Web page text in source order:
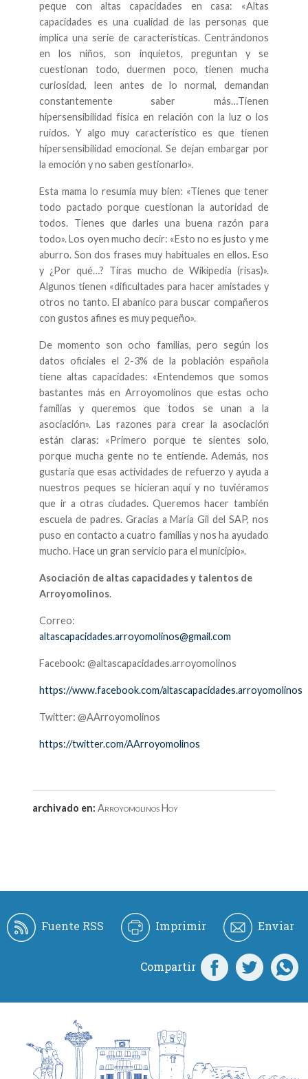
peque con altas capacidades en casa: «Altas
capacidades es una cualidad de las personas que
implica una serie de características. Centrándonos
en los niños, son inquietos, preguntan y se
cuestionan todo, duermen poco, tienen mucha
curiosidad, leen antes de lo normal, demandan
constantemente saber más…Tienen
hipersensibilidad física en relación con la luz o los
ruidos. Y algo muy característico es que tienen
hipersensibilidad emocional. Se dejan embargar por
la emoción y no saben gestionarlo».
Esta mama lo resumía muy bien: «Tienes que tener
todo pactado porque cuestionan la autoridad de
todos. Tienes que darles una buena razón para
todo». Los oyen mucho decir: «Esto no es justo y me
aburro. Son dos frases muy habituales en ellos. Eso
y ¿Por qué…? Tiras mucho de Wikipedia (risas)».
Algunos tienen «dificultades para hacer amistades y
otros no tanto. El abanico para buscar compañeros
con gustos afines es muy pequeño».
De momento son ocho familias, pero según los
datos oficiales el 2-3% de la población española
tiene altas capacidades: «Entendemos que somos
bastantes más en Arroyomolinos que estas ocho
familias y queremos que todos se unan a la
asociación». Las razones para crear la asociación
están claras: «Primero porque te sientes solo,
porque mucha gente no te entiende. Además, nos
gustaría que esas actividades de refuerzo y ayuda a
nuestros peques se hicieran aquí y no tuviéramos
que ir a otras ciudades. Queremos hacer también
escuela de padres. Gracias a María Gil del SAP, nos
puso en contacto a cuatro familias y nos ha ayudado
mucho. Hace un gran servicio para el municipio».
Asociación de altas capacidades y talentos de
Arroyomolinos.
Correo:
altascapacidades.arroyomolinos@gmail.com
Facebook: @altascapacidades.arroyomolinos
https://www.facebook.com/altascapacidades.arroyomolinos
Twitter: @AArroyomolinos
https://twitter.com/AArroyomolinos
archivado en:Arroyomolinos Hoy
Fuente RSS Imprimir Enviar
Compartir